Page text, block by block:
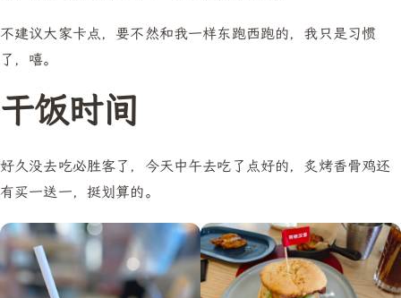
不建议大家卡点，要不然和我一样东跑西跑的，我只是习惯
了，嘻。
干饭时间
好久没去吃必胜客了，今天中午去吃了点好的，炙烤香骨鸡还
有买一送一，挺划算的。